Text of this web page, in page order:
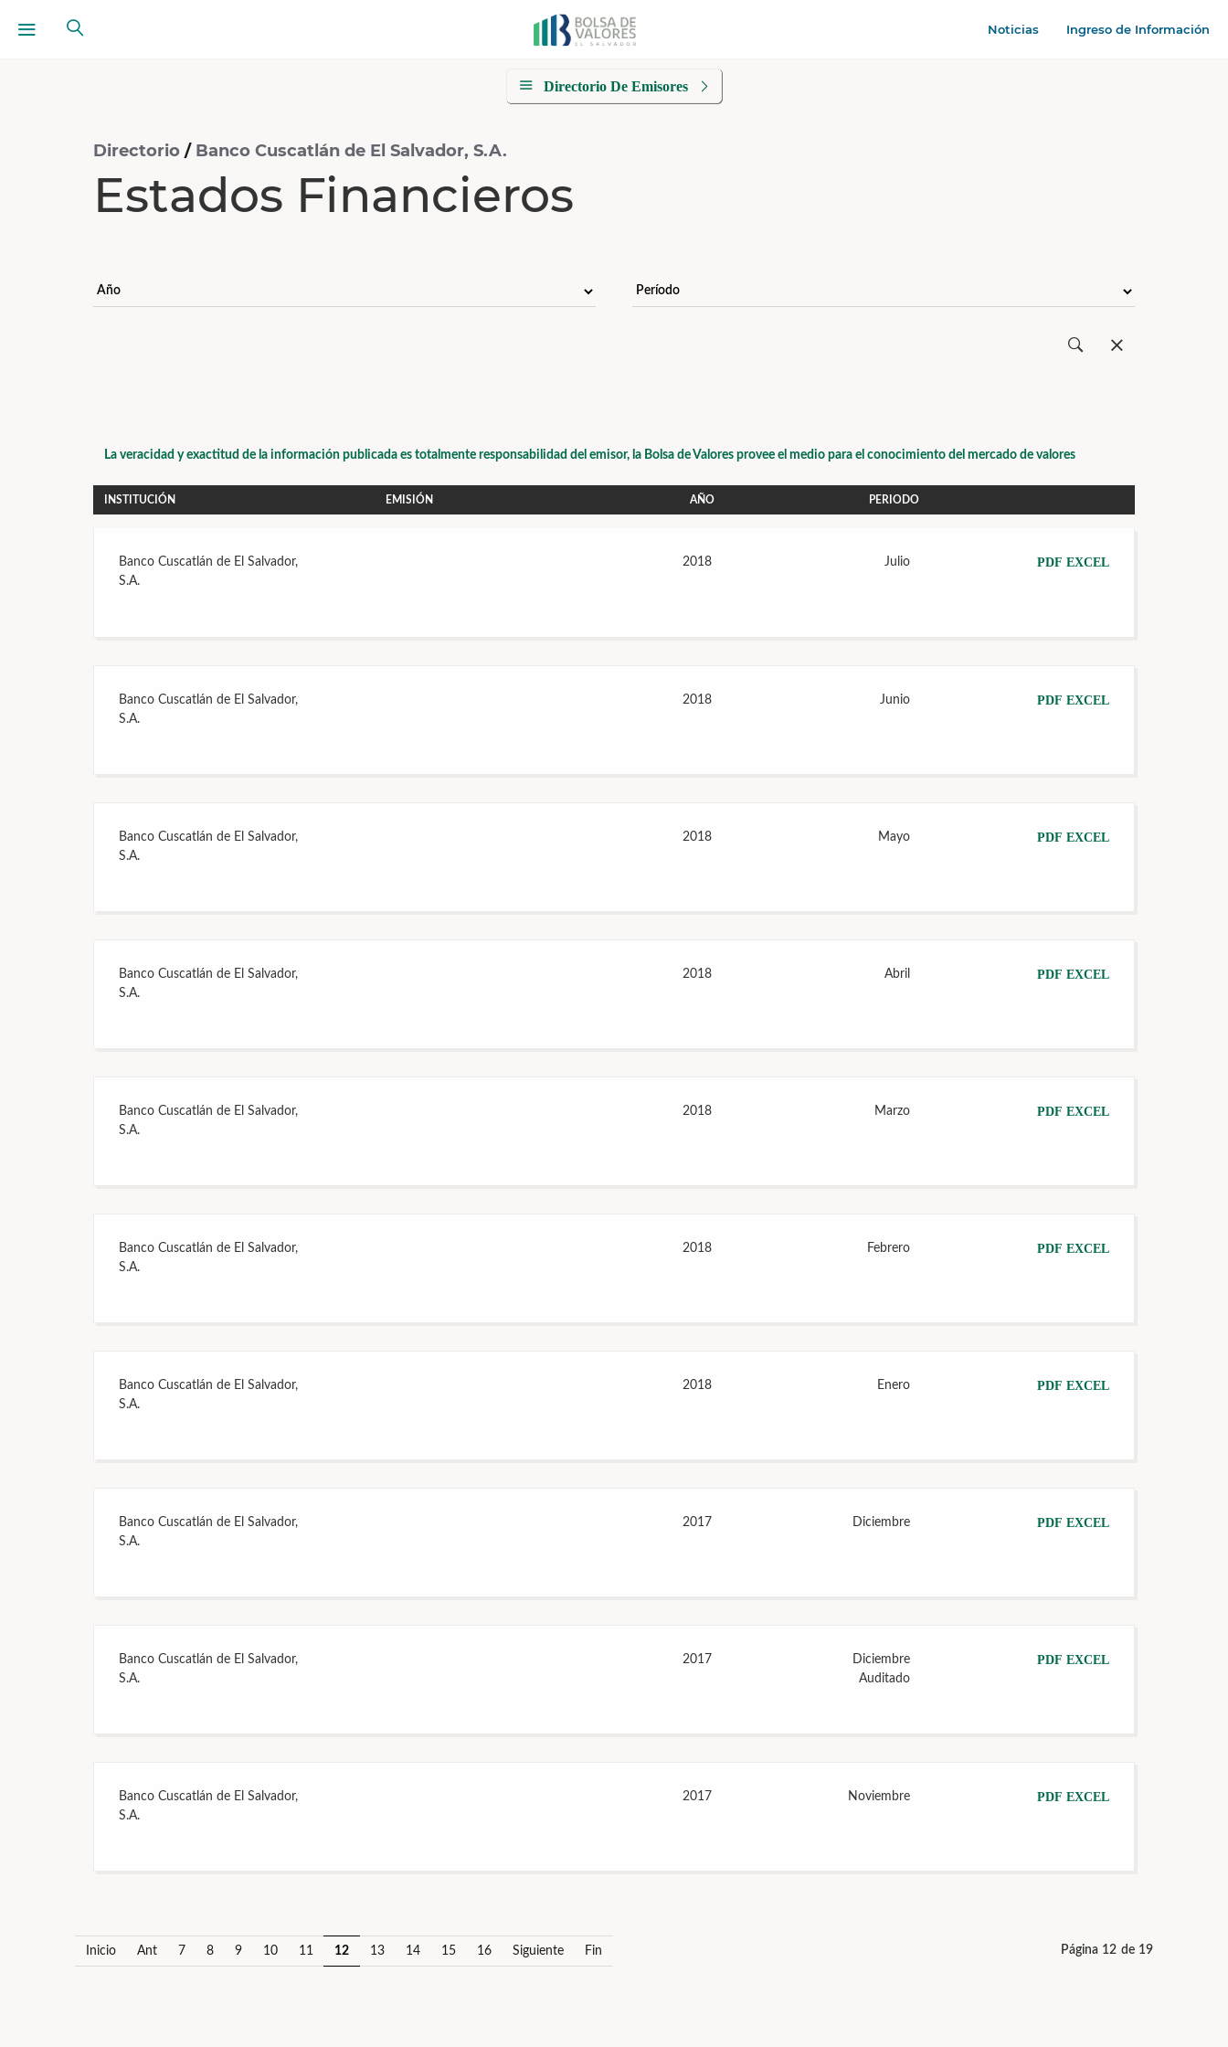
Noticias Ingreso de Información
Directorio De Emisores
Directorio / Banco Cuscatlán de El Salvador, S.A.
Estados Financieros
La veracidad y exactitud de la información publicada es totalmente responsabilidad del emisor, la Bolsa de Valores provee el medio para el conocimiento del mercado de valores
INSTITUCIÓN EMISIÓN AÑO PERIODO
Banco Cuscatlán de El Salvador,
S.A.
2018 Julio PDF EXCEL
Banco Cuscatlán de El Salvador,
S.A.
2018 Junio PDF EXCEL
Banco Cuscatlán de El Salvador,
S.A.
2018 Mayo PDF EXCEL
Banco Cuscatlán de El Salvador,
S.A.
2018 Abril PDF EXCEL
Banco Cuscatlán de El Salvador,
S.A.
2018 Marzo PDF EXCEL
Banco Cuscatlán de El Salvador,
S.A.
2018 Febrero PDF EXCEL
Banco Cuscatlán de El Salvador,
S.A.
2018 Enero PDF EXCEL
Banco Cuscatlán de El Salvador,
S.A.
2017 Diciembre PDF EXCEL
Banco Cuscatlán de El Salvador,
S.A.
2017
Diciembre
Auditado
PDF EXCEL
Banco Cuscatlán de El Salvador,
S.A.
2017 Noviembre PDF EXCEL
Página 12 de 19
Inicio Ant 7 8 9 10 11 12 13 14 15 16 Siguiente Fin